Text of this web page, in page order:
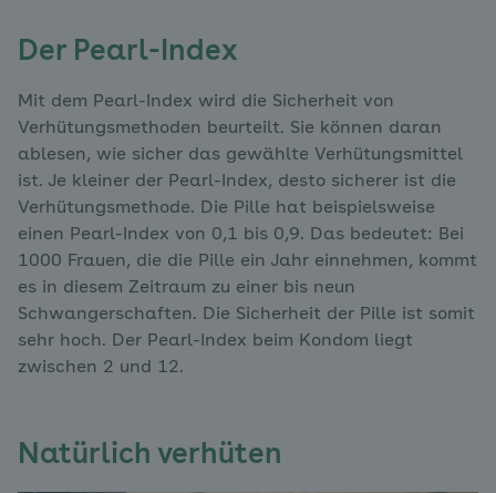
Der Pearl-Index
Mit dem Pearl-Index wird die Sicherheit von
Verhütungsmethoden beurteilt. Sie können daran
ablesen, wie sicher das gewählte Verhütungsmittel
ist. Je kleiner der Pearl-Index, desto sicherer ist die
Verhütungsmethode. Die Pille hat beispielsweise
einen Pearl-Index von 0,1 bis 0,9. Das bedeutet: Bei
1000 Frauen, die die Pille ein Jahr einnehmen, kommt
es in diesem Zeitraum zu einer bis neun
Schwangerschaften. Die Sicherheit der Pille ist somit
sehr hoch. Der Pearl-Index beim Kondom liegt
zwischen 2 und 12.
Natürlich verhüten